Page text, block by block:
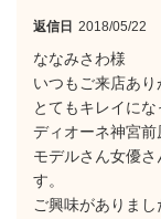
返信日 2018/05/22
ななみさわ様
いつもご来店あり
とてもキレイにな
ディオーネ神宮前
モデルさん女優
す。
ご興味がありまし